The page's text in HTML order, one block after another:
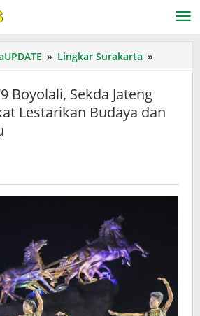
» Lingkar Surakarta »
Jadi
Boyolali,
Boyolali, Sekda Jateng
Lestarikan Budaya dan